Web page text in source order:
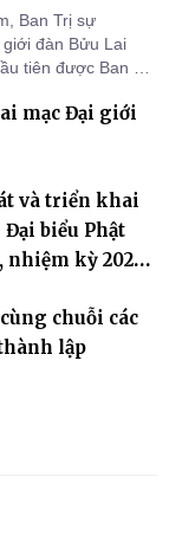
Ban Trị sự
đàn Bửu Lai
tiên được Ban Trị
giới, đào tạo
mạc Đại giới
và triển khai
biểu Phật
nhiệm kỳ 2026-
chuỗi các
lập